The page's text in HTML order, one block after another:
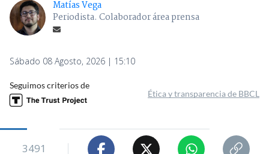
Matías Vega
Periodista. Colaborador área prensa
Sábado 08 Agosto, 2026 | 15:10
Seguimos criterios de
Ética y transparencia de BBCL
3491